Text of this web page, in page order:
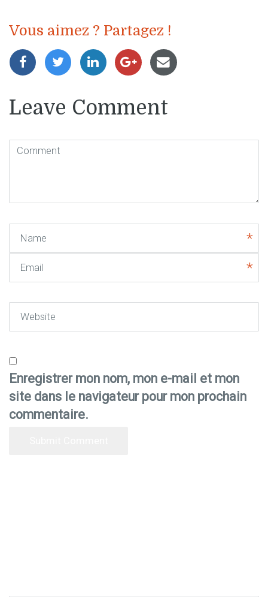
Vous aimez ? Partagez !
Leave Comment
Comment
)
Name
Email
Website
Enregistrer mon nom, mon e-mail et mon
site dans le navigateur pour mon prochain
commentaire.